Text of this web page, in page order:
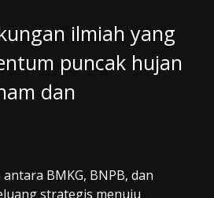
ilmiah yang
puncak hujan
dan
BMKG, BNPB, dan
strategis menuju